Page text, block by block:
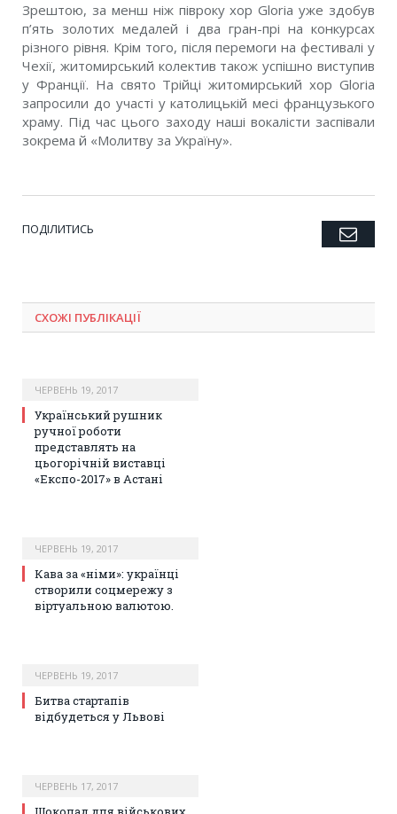
Зрештою, за менш ніж півроку хор Gloria уже здобув
п’ять золотих медалей і два гран-прі на конкурсах
різного рівня. Крім того, після перемоги на фестивалі у
Чехії, житомирський колектив також успішно виступив
у Франції. На свято Трійці житомирський хор Gloria
запросили до участі у католицькій месі французького
храму. Під час цього заходу наші вокалісти заспівали
зокрема й «Молитву за Україну».
ПОДІЛИТИСЬ Twitter
Facebook
Google+
Pinterest
LinkedIn
Tumblr
СХОЖІ ПУБЛІКАЦІЇ
ЧЕРВЕНЬ 19, 2017
Український рушник
ручної роботи
представлять на
цьогорічній виставці
«Експо-2017» в Астані
ЧЕРВЕНЬ 19, 2017
Кава за «німи»: українці
створили соцмережу з
віртуальною валютою.
ЧЕРВЕНЬ 19, 2017
Битва стартапів
відбудеться у Львові
ЧЕРВЕНЬ 17, 2017